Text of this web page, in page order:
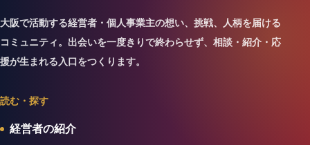
大阪で活動する経営者・個人事業主の想い、挑戦、人柄を届ける
コミュニティ。出会いを一度きりで終わらせず、相談・紹介・応
援が生まれる入口をつくります。
読む・探す
経営者の紹介